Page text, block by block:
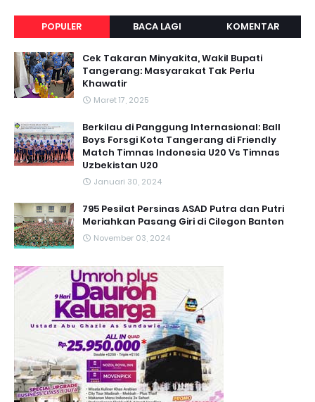
POPULER BACA LAGI KOMENTAR
Cek Takaran Minyakita, Wakil Bupati
Tangerang: Masyarakat Tak Perlu
Khawatir
Maret 17, 2025
Berkilau di Panggung Internasional: Ball
Boys Forsgi Kota Tangerang di Friendly
Match Timnas Indonesia U20 Vs Timnas
Uzbekistan U20
Januari 30, 2024
795 Pesilat Persinas ASAD Putra dan Putri
Meriahkan Pasang Giri di Cilegon Banten
November 03, 2024